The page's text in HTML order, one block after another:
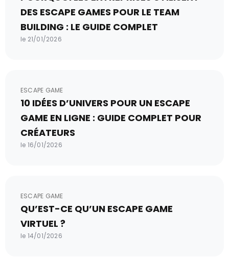
DES ESCAPE GAMES POUR LE TEAM
BUILDING : LE GUIDE COMPLET
le 21/01/2026
ESCAPE GAME
10 IDÉES D’UNIVERS POUR UN ESCAPE
GAME EN LIGNE : GUIDE COMPLET POUR
CRÉATEURS
le 16/01/2026
ESCAPE GAME
QU’EST-CE QU’UN ESCAPE GAME
VIRTUEL ?
le 14/01/2026